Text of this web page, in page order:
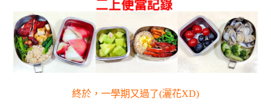
終於，一學期又過了(灑花XD)